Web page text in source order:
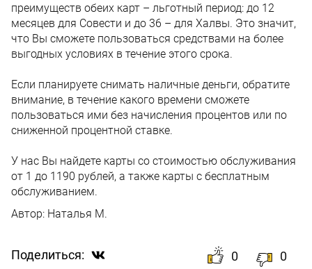
преимуществ обеих карт – льготный период: до 12
месяцев для Совести и до 36 – для Халвы. Это значит,
что Вы сможете пользоваться средствами на более
выгодных условиях в течение этого срока.
Если планируете снимать наличные деньги, обратите
внимание, в течение какого времени сможете
пользоваться ими без начисления процентов или по
сниженной процентной ставке.
У нас Вы найдете карты со стоимостью обслуживания
от 1 до 1190 рублей, а также карты с бесплатным
обслуживанием.
Автор: Наталья М.
Поделиться: 0 0